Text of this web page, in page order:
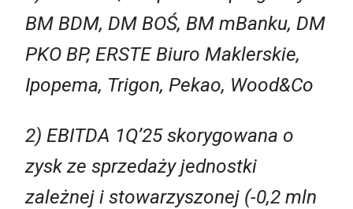
BM BDM, DM BOŚ, BM mBanku, DM
PKO BP, ERSTE Biuro Maklerskie,
Ipopema, Trigon, Pekao, Wood&Co
2) EBITDA 1Q’25 skorygowana o
zysk ze sprzedaży jednostki
zależnej i stowarzyszonej (-0,2 mln